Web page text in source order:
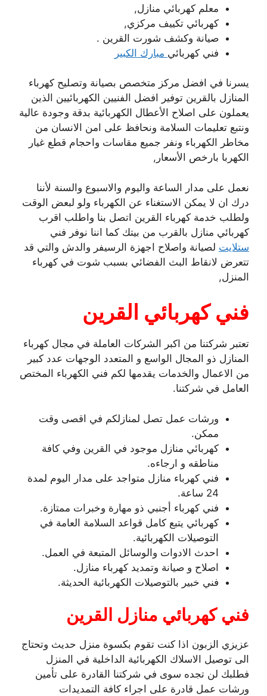
معلم كهربائي منازل,
كهربائي تكييف مركزي,
صيانة وكشف شورت القرين .
فني كهربائي مبارك الكبير
يسرنا في افضل مركز متخصص بصيانة وتصليح كهرباء
المنازل بالقرين توفير افضل الفنيين الكهربائيين الذين
يعملون على اصلاح الأعطال الكهربائية بدقة وجودة عالية
ونتبع تعليمات السلامة ونحافظ على امن الانسان من
مخاطر الكهرباء ونفر جميع مقاسات واحجام قطع غيار
الكهربا بارخص الأسعار,
نعمل على مدار الساعة واليوم والاسبوع والسنة لأننا
درك ان لا يمكن الاستغناء عن الكهرباء ولو لبعض الوقت
ولطلب خدمة كهرباء القرين اتصل بنا واطلب اقرب
كهربائي منازل بالقرب من بيتك كما اننا نوفر فني
ستلايت لصيانة واصلاح اجهزة الرسيفر والدش والتي قد
تتعرض لانقاط البث الفضائي بسبب شوت في كهرباء
المنزل,
فني كهربائي القرين
تعتبر شركتنا من اكبر الشركات العاملة في مجال كهرباء
المنازل ذو المجال الواسع و المتعدد الوجهات عدد كبير
من الاعمال والخدمات يقدمها لكم فني الكهرباء المختص
العامل في شركتنا.
ورشات عمل تصل لمنازلكم في اقصى وقت
ممكن.
كهربائي منازل موجود في القرين وفي كافة
مناطقه و ارجاءه.
فني كهرباء منازل متواجد على مدار اليوم لمدة
24 ساعة.
فني كهرباء أجنبي ذو مهارة وخبرات ممتازة.
كهربائي يتبع كامل قواعد السلامة العامة في
التوصيلات الكهربائية.
احدث الادوات والوسائل المتبعة في العمل.
اصلاح و صيانة وتمديد كهرباء منازل.
فني خبير بالتوصيلات الكهربائية الحديثة.
فني كهربائي منازل القرين
عزيزي الزبون اذا كنت تقوم بكسوة منزل حديث وتحتاج
الى توصيل الاسلاك الكهربائية الداخلية في المنزل
فطلبك لن تجده سوى في شركتنا القادرة على تأمين
ورشات عمل قادرة على اجراء كافة التمديدات